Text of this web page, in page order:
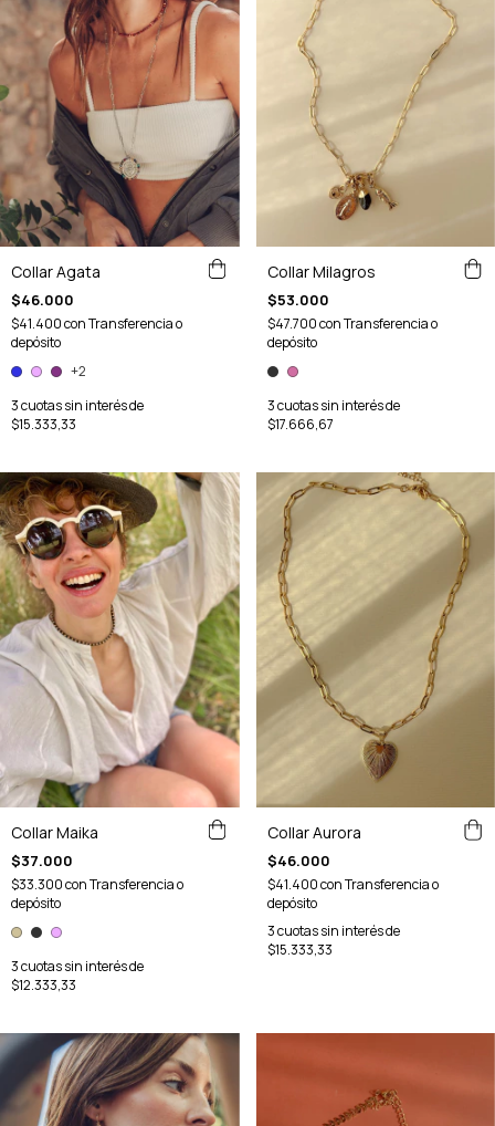
Collar Agata
$46.000
$41.400conTransferencia o
depósito
+2
3cuotas sin interés de
$15.333,33
Collar Milagros
$53.000
$47.700conTransferencia o
depósito
3cuotas sin interés de
$17.666,67
Collar Maika
$37.000
$33.300conTransferencia o
depósito
3cuotas sin interés de
$12.333,33
Collar Aurora
$46.000
$41.400conTransferencia o
depósito
3cuotas sin interés de
$15.333,33